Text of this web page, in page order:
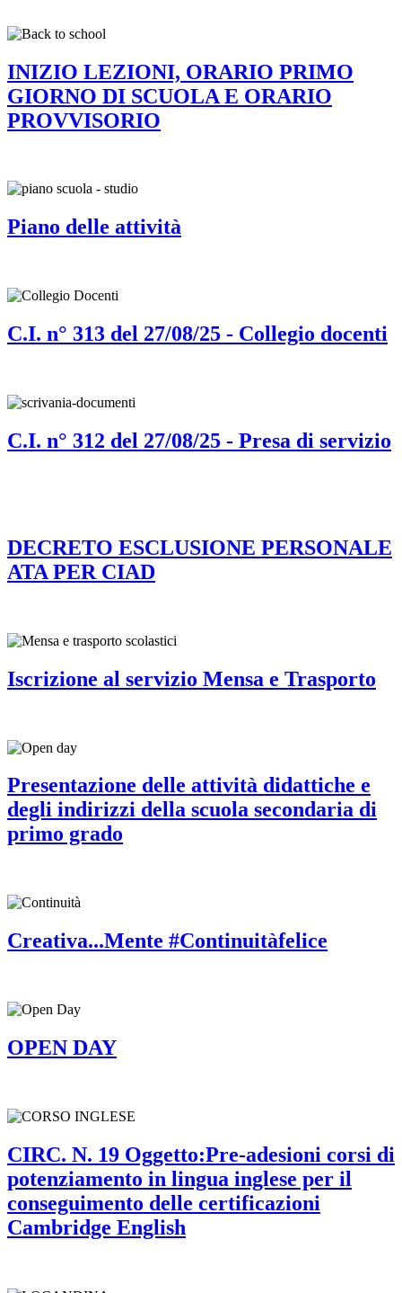
INIZIO LEZIONI, ORARIO PRIMO
GIORNO DI SCUOLA E ORARIO
PROVVISORIO
Piano delle attività
C.I. n° 313 del 27/08/25 - Collegio docenti
C.I. n° 312 del 27/08/25 - Presa di servizio
DECRETO ESCLUSIONE PERSONALE
ATA PER CIAD
Iscrizione al servizio Mensa e Trasporto
Presentazione delle attività didattiche e
degli indirizzi della scuola secondaria di
primo grado
Creativa...Mente #Continuitàfelice
OPEN DAY
CIRC. N. 19 Oggetto:Pre-adesioni corsi di
potenziamento in lingua inglese per il
conseguimento delle certificazioni
Cambridge English